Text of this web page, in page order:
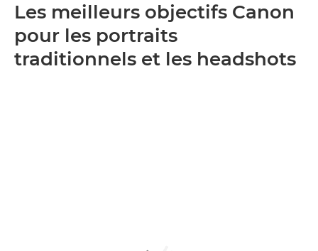
Les meilleurs objectifs Canon
pour les portraits
traditionnels et les headshots